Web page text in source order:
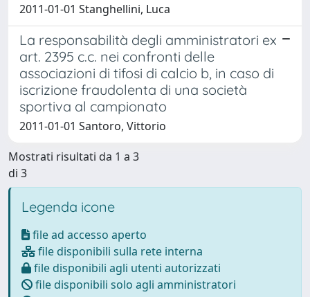
2011-01-01 Stanghellini, Luca
La responsabilità degli amministratori ex
art. 2395 c.c. nei confronti delle
associazioni di tifosi di calcio b, in caso di
iscrizione fraudolenta di una società
sportiva al campionato
2011-01-01 Santoro, Vittorio
Mostrati risultati da 1 a 3
di 3
Legenda icone
file ad accesso aperto
file disponibili sulla rete interna
file disponibili agli utenti autorizzati
file disponibili solo agli amministratori